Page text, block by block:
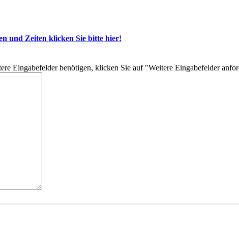
und Zeiten klicken Sie bitte hier!
Eingabefelder benötigen, klicken Sie auf "Weitere Eingabefelder